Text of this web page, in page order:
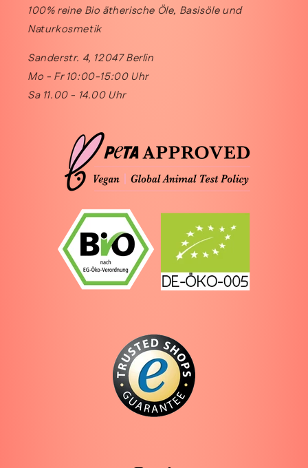
100% reine Bio ätherische Öle, Basisöle und
Naturkosmetik
Sanderstr. 4, 12047 Berlin
Mo - Fr 10:00-15:00 Uhr
Sa 11.00 - 14.00 Uhr